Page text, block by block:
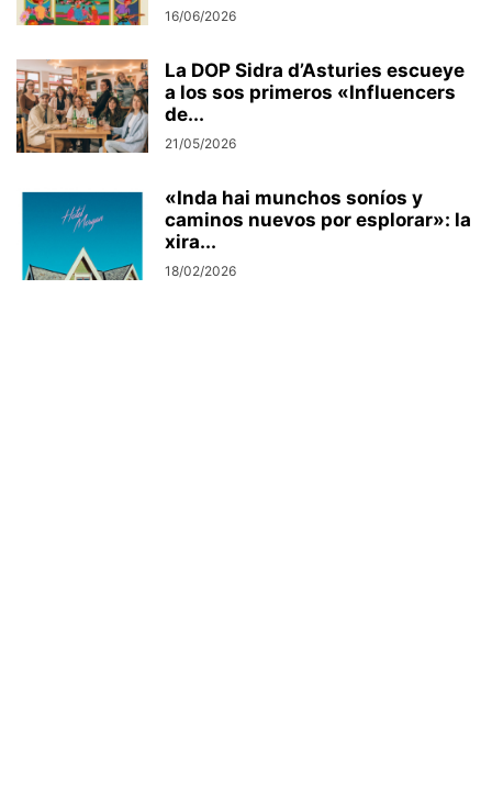
16/06/2026
La DOP Sidra d’Asturies escueye
a los sos primeros «Influencers
de...
21/05/2026
«Inda hai munchos soníos y
caminos nuevos por esplorar»: la
xira...
18/02/2026